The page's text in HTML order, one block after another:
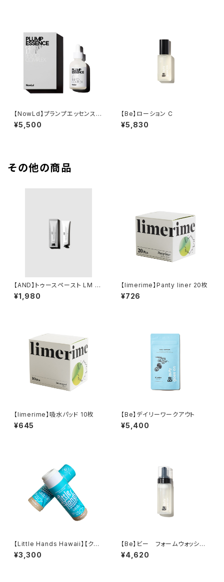
【NowLd】プランプエッセンス
（美容化粧液） 60mL
¥5,500
【Be】ローション C
¥5,830
その他の商品
【AND】トゥースペースト LM 7
5g レモンミント(ｽﾀﾝﾀﾞｰﾄﾞ)
¥1,980
【limerime】Panty liner 20枚
¥726
【limerime】吸水パッド 10枚
¥645
【Be】デイリーワークアウト
¥5,400
【Little Hands Hawaii】【クリ
ア】Little Hands Hawaii ステ
ィックタイプ 27g
¥3,300
【Be】ビー フォームウォッシン
グC 150mL
¥4,620